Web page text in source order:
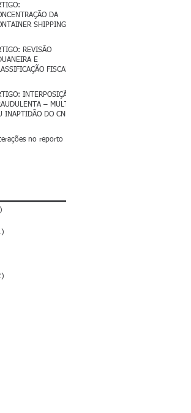
DA
SHIPPING
REVISÃO
E
FISCAL
INTERPOSIÇÃO
– MULTA
INAPTIDÃO DO CNPJ
no reporto